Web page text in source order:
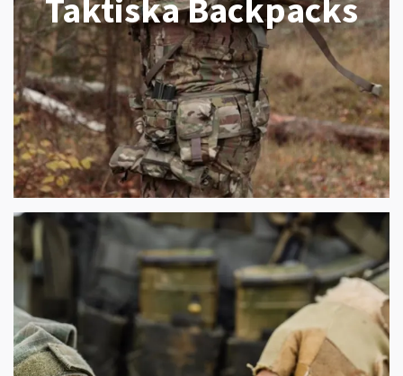
Taktiska Backpacks